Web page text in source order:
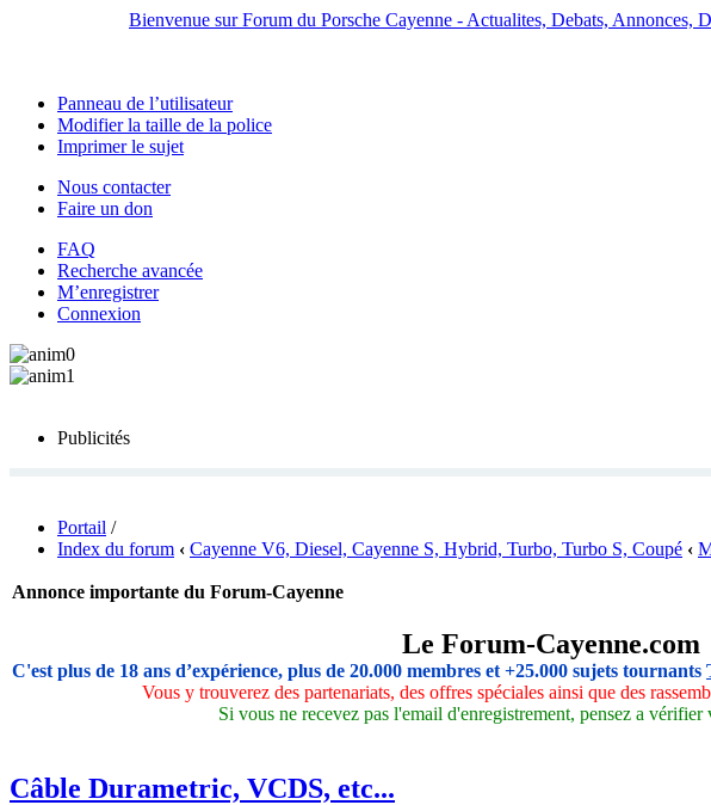
Bienvenue sur Forum du Porsche Cayenne - Actualites, Debats, Annonces,
Panneau de l’utilisateur
Modifier la taille de la police
Imprimer le sujet
Nous contacter
Faire un don
FAQ
Recherche avancée
M’enregistrer
Connexion
Publicités
Portail /
Index du forum ‹ Cayenne V6, Diesel, Cayenne S, Hybrid, Turbo, Turbo S, Coupé ‹
Annonce importante du Forum-Cayenne
Le Forum-Cayenne.com
C'est plus de 18 ans d’expérience, plus de 20.000 membres et +25.000 sujets tournants
Vous y trouverez des partenariats, des offres spéciales ainsi que des
Si vous ne recevez pas l'email d'enregistrement, pensez a vérifier
Câble Durametric, VCDS, etc...